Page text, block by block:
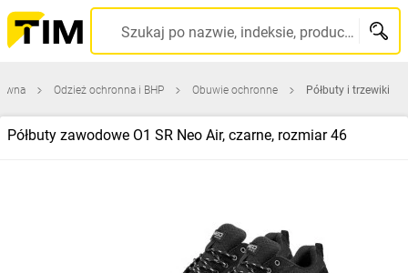
Szukaj po nazwie, indeksie, producencie, kodzie kreskowym...
Odzież ochronna i BHP Obuwie ochronne Półbuty i trzewiki
Półbuty zawodowe O1 SR Neo Air, czarne, rozmiar 46